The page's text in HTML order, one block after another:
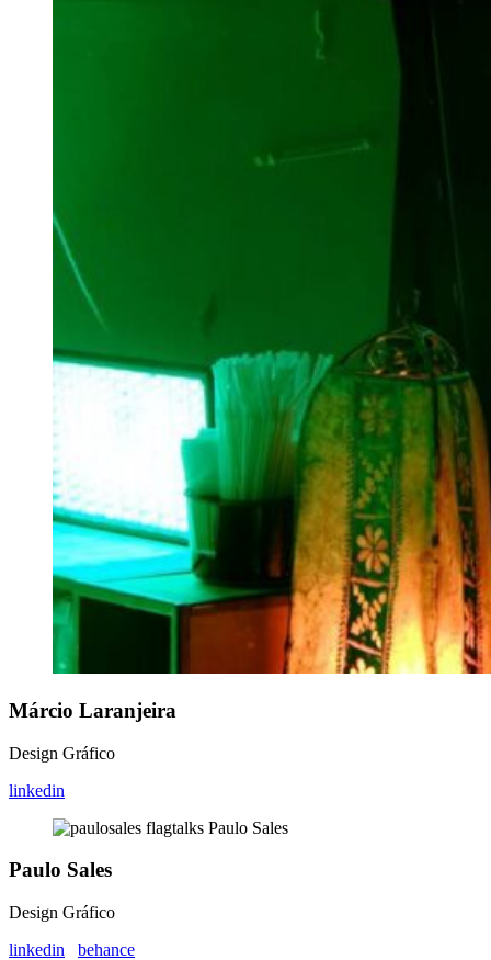
Márcio Laranjeira
Design Gráfico
linkedin
Paulo Sales
Design Gráfico
linkedin
behance